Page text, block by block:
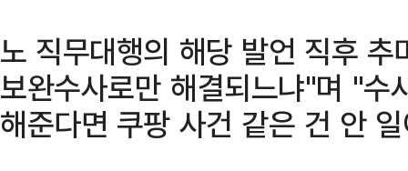
노 직무대행의 해당 발언 직후
보완수사로만 해결되느냐"며 "수
해준다면 쿠팡 사건 같은 건 안